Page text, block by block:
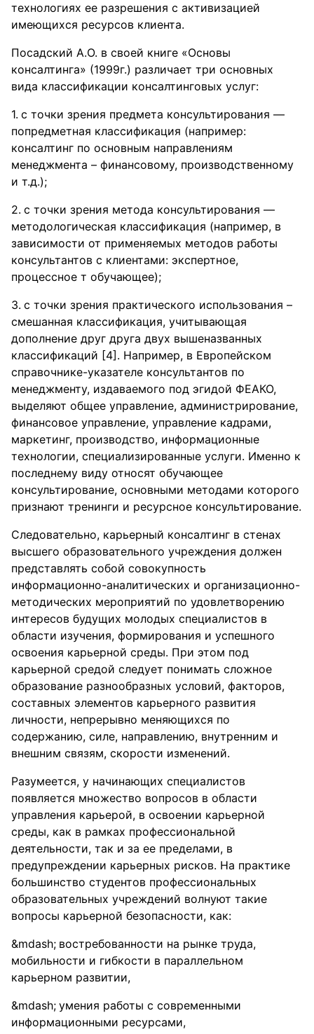
технологиях ее разрешения с активизацией
имеющихся ресурсов клиента.
Посадский А.О. в своей книге «Основы
консалтинга» (1999г.) различает три основных
вида классификации консалтинговых услуг:
с точки зрения предмета консультирования —
попредметная классификация (например:
консалтинг по основным направлениям
менеджмента – финансовому, производственному
и т.д.);
с точки зрения метода консультирования —
методологическая классификация (например, в
зависимости от применяемых методов работы
консультантов с клиентами: экспертное,
процессное т обучающее);
с точки зрения практического использования –
смешанная классификация, учитывающая
дополнение друг друга двух вышеназванных
классификаций [4]. Например, в Европейском
справочнике-указателе консультантов по
менеджменту, издаваемого под эгидой ФЕАКО,
выделяют общее управление, администрирование,
финансовое управление, управление кадрами,
маркетинг, производство, информационные
технологии, специализированные услуги. Именно к
последнему виду относят обучающее
консультирование, основными методами которого
признают тренинги и ресурсное консультирование.
Следовательно, карьерный консалтинг в стенах
высшего образовательного учреждения должен
представлять собой совокупность
информационно-аналитических и организационно-
методических мероприятий по удовлетворению
интересов будущих молодых специалистов в
области изучения, формирования и успешного
освоения карьерной среды. При этом под
карьерной средой следует понимать сложное
образование разнообразных условий, факторов,
составных элементов карьерного развития
личности, непрерывно меняющихся по
содержанию, силе, направлению, внутренним и
внешним связям, скорости изменений.
Разумеется, у начинающих специалистов
появляется множество вопросов в области
управления карьерой, в освоении карьерной
среды, как в рамках профессиональной
деятельности, так и за ее пределами, в
предупреждении карьерных рисков. На практике
большинство студентов профессиональных
образовательных учреждений волнуют такие
вопросы карьерной безопасности, как:
востребованности на рынке труда,
мобильности и гибкости в параллельном
карьерном развитии,
умения работы с современными
информационными ресурсами,